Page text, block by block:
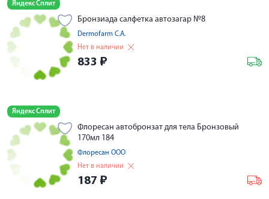
Яндекс Сплит
Бронзиада салфетка автозагар №8
Dermofarm С.A.
Нет в наличии
833 ₽
Яндекс Сплит
Флоресан автобронзат для тела Бронзовый
170мл 184
Флоресан ООО
Нет в наличии
187 ₽